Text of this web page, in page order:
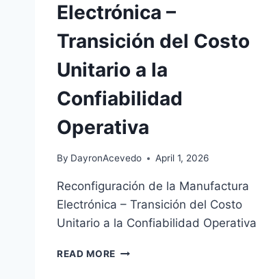
Electrónica –
Transición del Costo
Unitario a la
Confiabilidad
Operativa
By DayronAcevedo April 1, 2026
Reconfiguración de la Manufactura
Electrónica – Transición del Costo
Unitario a la Confiabilidad Operativa
READ MORE